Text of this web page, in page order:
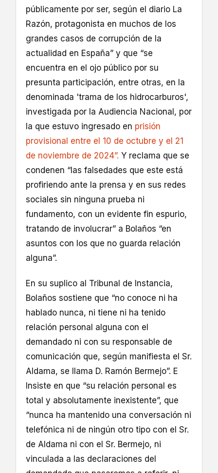
públicamente por ser, según el diario La
Razón, protagonista en muchos de los
grandes casos de corrupción de la
actualidad en España” y que “se
encuentra en el ojo público por su
presunta participación, entre otras, en la
denominada 'trama de los hidrocarburos',
investigada por la Audiencia Nacional, por
la que estuvo ingresado en prisión
provisional entre el 10 de octubre y el 21
de noviembre de 2024”. Y reclama que se
condenen “las falsedades que este está
profiriendo ante la prensa y en sus redes
sociales sin ninguna prueba ni
fundamento, con un evidente fin espurio,
tratando de involucrar” a Bolaños “en
asuntos con los que no guarda relación
alguna”.
En su suplico al Tribunal de Instancia,
Bolaños sostiene que “no conoce ni ha
hablado nunca, ni tiene ni ha tenido
relación personal alguna con el
demandado ni con su responsable de
comunicación que, según manifiesta el Sr.
Aldama, se llama D. Ramón Bermejo”. E
Insiste en que “su relación personal es
total y absolutamente inexistente”, que
“nunca ha mantenido una conversación ni
telefónica ni de ningún otro tipo con el Sr.
de Aldama ni con el Sr. Bermejo, ni
vinculada a las declaraciones del